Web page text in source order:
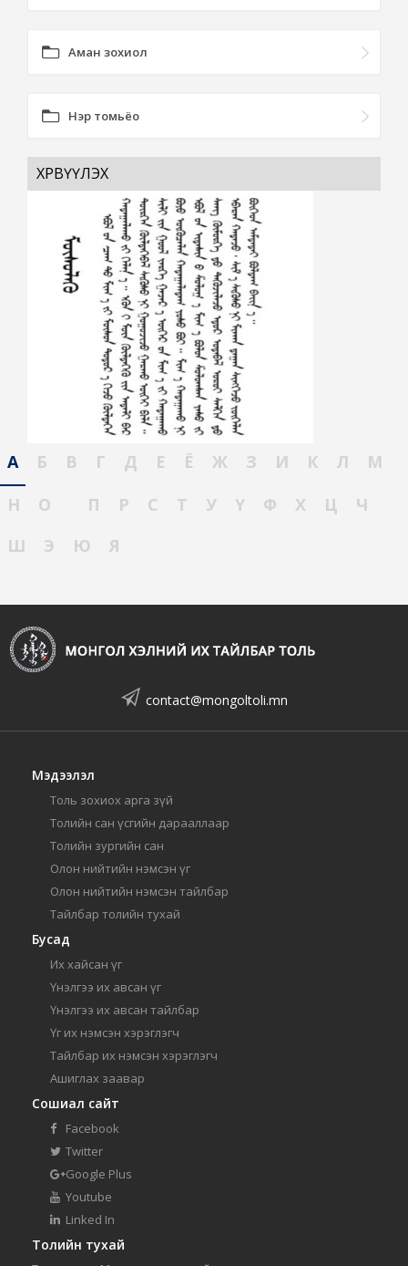
Аман зохиол
Нэр томьёо
ХӨРВҮҮЛЭХ
А Б В Г Д Е Ё Ж З И К Л
М
Н
О П Р С Т У Ү Ф Х Ц
Ч
Ш
Э Ю Я
contact@mongoltoli.mn
Мэдээлэл
Толь зохиох арга зүй
Толийн сан үсгийн дарааллаар
Толийн зургийн сан
Олон нийтийн нэмсэн үг
Олон нийтийн нэмсэн тайлбар
Тайлбар толийн тухай
Бусад
Их хайсан үг
Үнэлгээ их авсан үг
Үнэлгээ их авсан тайлбар
Үг их нэмсэн хэрэглэгч
Тайлбар их нэмсэн хэрэглэгч
Ашиглах заавар
Сошиал сайт
Facebook
Twitter
Google Plus
Youtube
Linked In
Толийн тухай